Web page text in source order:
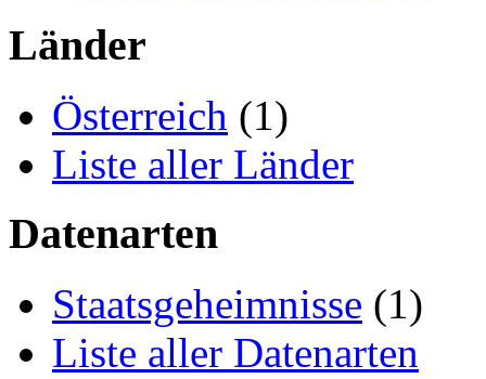
Länder
Österreich (1)
Liste aller Länder
Datenarten
Staatsgeheimnisse (1)
Liste aller Datenarten